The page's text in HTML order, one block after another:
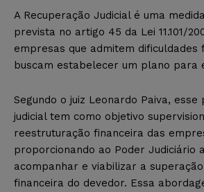
A Recuperação Judicial é uma
prevista no artigo 45 da Lei 11.101/
empresas que admitem dificuldades
buscam estabelecer um plano para
Segundo o juiz Leonardo Paiva, esse
judicial tem como objetivo
reestruturação financeira das
proporcionando ao Poder Judiciário
acompanhar e viabilizar a
financeira do devedor. Essa